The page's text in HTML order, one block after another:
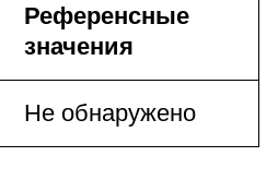
Референсные
значения
Не обнаружено